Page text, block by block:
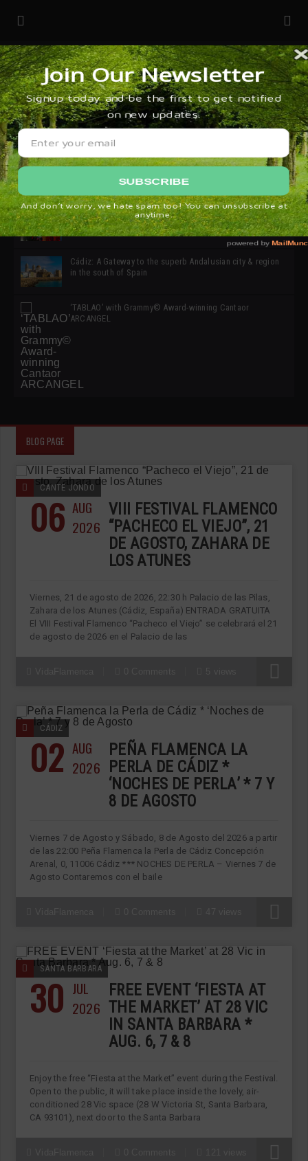
32ª edición de Ciutat Flamenco 2026 * 16 – 25 Octubre,
SIMOF 30 Edition 2025 * ‘We are all SIMOF’
Cádiz: A Gateway to the superb Andalusian city & region
in the south of Spain
‘TABLAO’ with Grammy© Award-winning Cantaor
ARCANGEL
BLOG PAGE
CANTE JONDO
06 AUG
2026
VIII FESTIVAL FLAMENCO
“PACHECO EL VIEJO”, 21
DE AGOSTO, ZAHARA DE
LOS ATUNES
Viernes, 21 de agosto de 2026, 22:30 h Palacio de las Pilas,
Zahara de los Atunes (Cádiz, España) ENTRADA GRATUITA
El VIII Festival Flamenco “Pacheco el Viejo” se celebrará el 21
de agosto de 2026 en el Palacio de las
CÁDIZ
02 AUG
2026
PEÑA FLAMENCA LA
PERLA DE CÁDIZ *
‘NOCHES DE PERLA’ * 7 Y
8 DE AGOSTO
Viernes 7 de Agosto y Sábado, 8 de Agosto del 2026 a partir
de las 22:00 Peña Flamenca la Perla de Cádiz Concepción
Arenal, 0, 11006 Cádiz *** NOCHES DE PERLA – Viernes 7 de
Agosto Contaremos con el baile
SANTA BARBARA
30 JUL
2026
FREE EVENT ‘FIESTA AT
THE MARKET’ AT 28 VIC
IN SANTA BARBARA *
AUG. 6, 7 & 8
Enjoy the free “Fiesta at the Market” event during the Festival.
Open to the public, it will take place inside the lovely, air-
conditioned 28 Vic space (28 W Victoria St, Santa Barbara,
CA 93101), next door to the Santa Barbara